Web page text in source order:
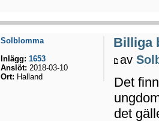
Billiga
av
Det
det
Solblomma
Inlägg: 1653
Anslöt: 2018-03-10
Ort: Halland